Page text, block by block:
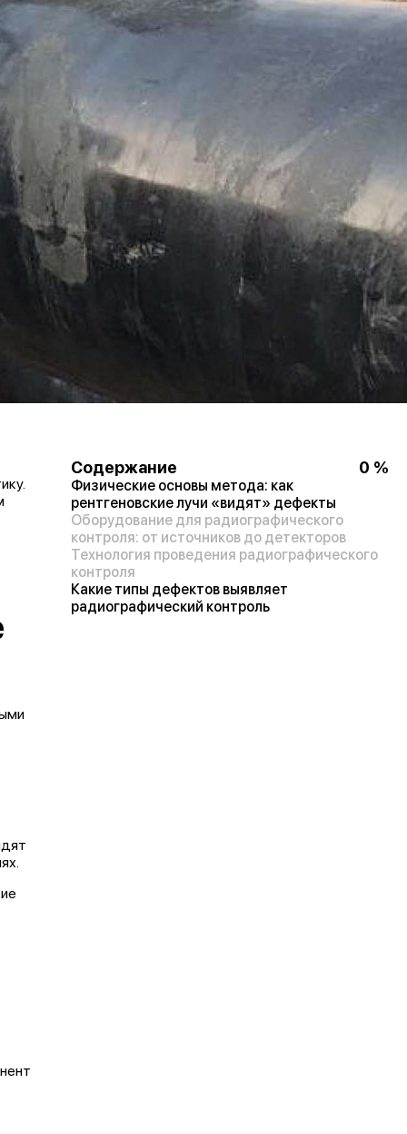
Содержание 0 %
Физические основы метода: как
рентгеновские лучи «видят» дефекты
Оборудование для радиографического
контроля: от источников до детекторов
Технология проведения радиографического
контроля
Какие типы дефектов выявляет
радиографический контроль